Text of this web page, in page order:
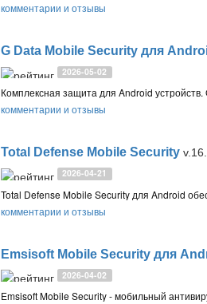
комментарии и отзывы
G Data Mobile Security для
2026-05-02
комментарии и отзывы
Total Defense Mobile Security
2026-04-21
комментарии и отзывы
Emsisoft Mobile Security для
2026-04-02